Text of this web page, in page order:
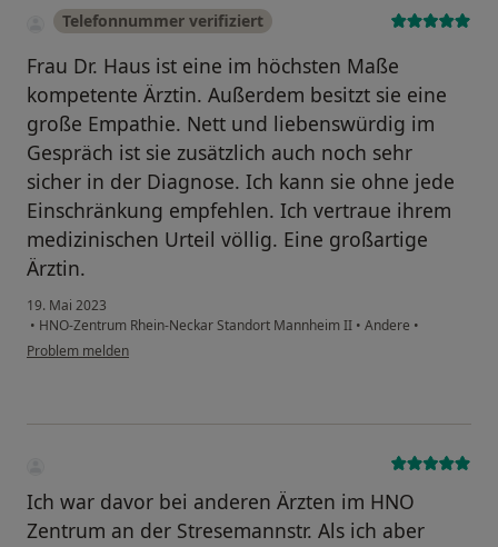
Telefonnummer verifiziert
Frau Dr. Haus ist eine im höchsten Maße
kompetente Ärztin. Außerdem besitzt sie eine
große Empathie. Nett und liebenswürdig im
Gespräch ist sie zusätzlich auch noch sehr
sicher in der Diagnose. Ich kann sie ohne jede
Einschränkung empfehlen. Ich vertraue ihrem
medizinischen Urteil völlig. Eine großartige
Ärztin.
19. Mai 2023
• HNO-Zentrum Rhein-Neckar Standort Mannheim II • Andere •
Problem melden
Ich war davor bei anderen Ärzten im HNO
Zentrum an der Stresemannstr. Als ich aber